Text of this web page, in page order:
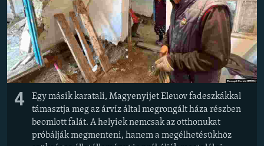
4
Egy másik karatali, Magyenyijet Eleuov fadeszkákkal
támasztja meg az árvíz által megrongált háza részben
beomlott falát. A helyiek nemcsak az otthonukat
próbálják megmenteni, hanem a megélhetésükhöz